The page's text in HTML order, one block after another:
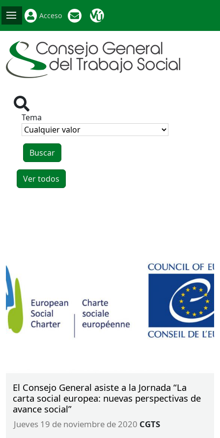
Acceso
Tema
El Consejo General asiste a la Jornada “La
carta social europea: nuevas perspectivas de
avance social”
jueves 19 de noviembre de 2020 CGTS